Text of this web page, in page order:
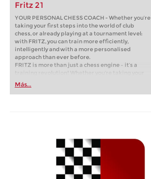
Fritz 21
YOUR PERSONAL CHESS COACH - Whether you’re
taking your first steps into the world of club
chess, or already playing at a tournament level:
with FRITZ, you can train more efficiently,
intelligently and with a more personalised
approach than ever before.
FRITZ is more than just a chess engine – it’s a
training revolution! Whether you’re taking your
first steps into the world of club chess, or already
playing at a tournament level: with FRITZ, you can
train more efficiently, intelligently and with a
Más...